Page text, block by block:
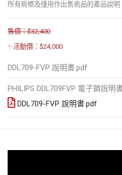
所有商標及僅用作出售商品的產品說明
售價：$32,400
✨活動價：$24,000
DDL709-FVP 說明書.pdf
PHILIPS DDL709FVP 電子鎖說明
DDL709-FVP 說明書.pdf